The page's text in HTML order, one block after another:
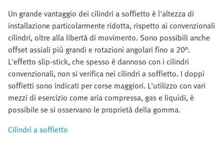
Un grande vantaggio dei cilindri a soffietto è l'altezza di
installazione particolarmente ridotta, rispetto ai convenzionali
cilindri, oltre alla libertà di movimento. Sono possibili anche
offset assiali più grandi e rotazioni angolari fino a 20°.
L'effetto slip-stick, che spesso è dannoso con i cilindri
convenzionali, non si verifica nei cilindri a soffietto. I doppi
soffietti sono indicati per corse maggiori. L'utilizzo con vari
mezzi di esercizio come aria compressa, gas e liquidi, è
possibile se si osservano le proprietà della gomma.
Cilindri a soffietto